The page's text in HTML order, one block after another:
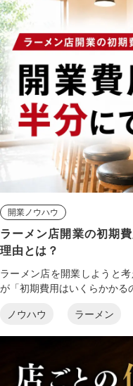
開業ノウハウ
ラーメン店開業の初期
理由とは？
ラーメン店を開業しようと
が「初期費用はいくらかかる
ノウハウ ラーメン